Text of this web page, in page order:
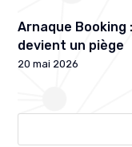
Arnaque
devient un piège
20 mai 2026